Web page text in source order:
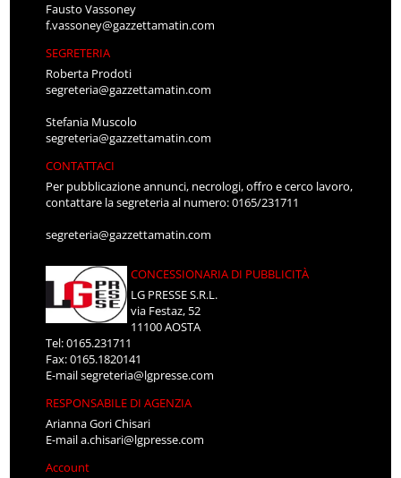
Fausto Vassoney
f.vassoney@gazzettamatin.com
SEGRETERIA
Roberta Prodoti
segreteria@gazzettamatin.com
Stefania Muscolo
segreteria@gazzettamatin.com
CONTATTACI
Per pubblicazione annunci, necrologi, offro e cerco lavoro,
contattare la segreteria al numero: 0165/231711
segreteria@gazzettamatin.com
CONCESSIONARIA DI PUBBLICITÀ
LG PRESSE S.R.L.
via Festaz, 52
11100 AOSTA
Tel: 0165.231711
Fax: 0165.1820141
E-mailsegreteria@lgpresse.com
RESPONSABILE DI AGENZIA
Arianna Gori Chisari
E-maila.chisari@lgpresse.com
Account